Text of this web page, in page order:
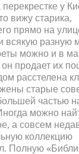
перекрестке у
вижу старика,
прямо на
всякую разную
можно и в
он продает их
расстелена
старые
частью
можно
а совсем
коллекцию
Полную